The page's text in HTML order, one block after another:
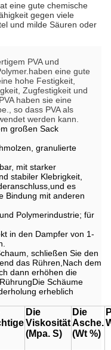
eine gute chemische
gegen viele
und milde Säuren oder
PVA und
eine gute
hohe Festigkeit,
Zugfestigkeit und
haben sie eine
so dass PVA als
werden kann.
großen Sack
granulierte
mit starker
stabiler Klebrigkeit,
es
Bindung mit anderen
Polymerindustrie; für
in den Dampfer von 1-
schließen Sie den
das Rühren,Nach dem
dann erhöhen die
Schäume
erheblich
Die
Viskosität
(Mpa. S)
Die
Asche.
(Wt %)